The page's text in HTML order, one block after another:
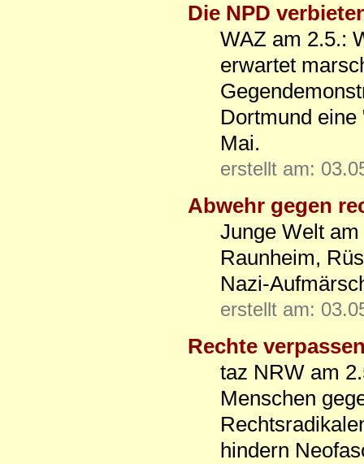
Die NPD
WAZ am 2.5.:
erwartet
Dortmund
Mai.
erstellt am:
Abwehr gegen
Junge Welt
Raunheim,
Nazi-
erstellt am:
Rechte
taz NRW am
Menschen
hindern